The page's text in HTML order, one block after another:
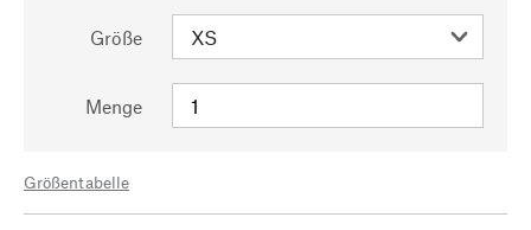
Größe
Menge
Größentabelle